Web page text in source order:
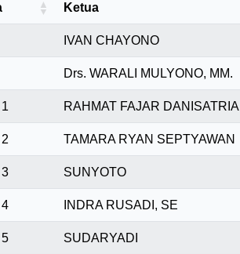
Ketua
IVAN CHAYONO
Drs. WARALI MULYONO, MM.
RAHMAT FAJAR DANISATRIA
TAMARA RYAN SEPTYAWAN
SUNYOTO
INDRA RUSADI, SE
SUDARYADI